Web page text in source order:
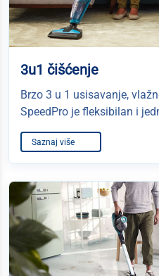
3u1 čišćenje
Brzo 3 u 1 usisavanje,
SpeedPro je fleksibilan i
Saznaj više